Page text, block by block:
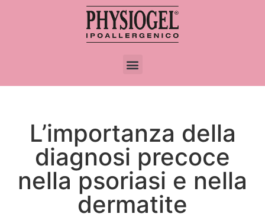
L’importanza della
diagnosi precoce
nella psoriasi e nella
dermatite